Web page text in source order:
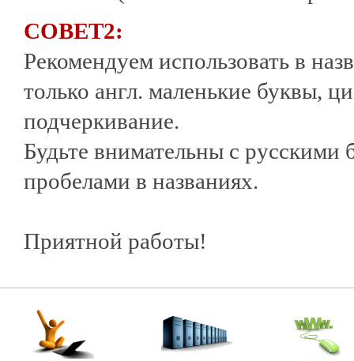
СОВЕТ2:
Рекомендуем использовать в
только англ. маленькие буквы,
подчеркивание.
Будьте внимательны с русскими
пробелами в названиях.
Приятной работы!